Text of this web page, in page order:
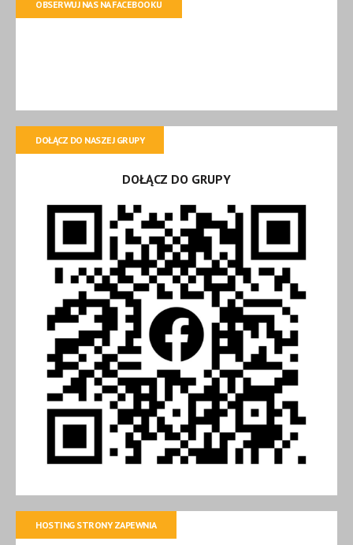
OBSERWUJ NAS NA FACEBOOKU
DOŁĄCZ DO NASZEJ GRUPY
DOŁĄCZ DO GRUPY
HOSTING STRONY ZAPEWNIA